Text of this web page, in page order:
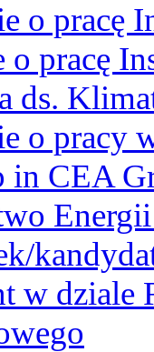
o pracę
o pracę
ds.
o pracy
in CEA
w dziale